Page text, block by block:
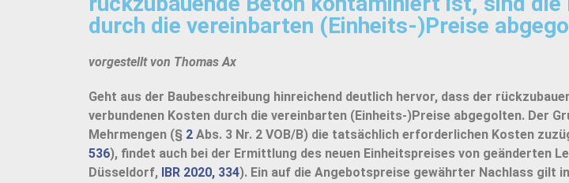
durch die vereinbarten (Einheits-)Preise
vorgestellt von Thomas Ax
Geht aus der Baubeschreibung hinreichend deutlich hervor, dass der
verbundenen Kosten durch die vereinbarten (Einheits-)Preise abgegolten. Der
Mehrmengen (§ 2 Abs. 3 Nr. 2 VOB/B) die tatsächlich erforderlichen Kosten
536), findet auch bei der Ermittlung des neuen Einheitspreises von geänderten
Düsseldorf, IBR 2020, 334). Ein auf die Angebotspreise gewährter Nachlass gilt